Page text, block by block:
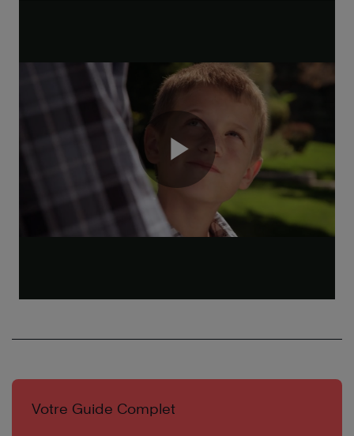
Votre Guide Complet